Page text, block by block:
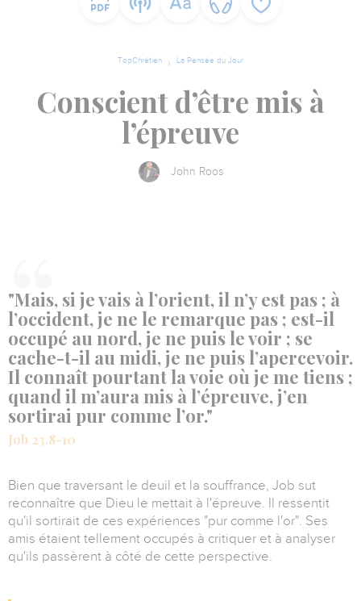
TopChrétien La Pensée du Jour
Conscient d’être mis à
l’épreuve
John Roos
"Mais, si je vais à l’orient, il n’y est pas ; à
l’occident, je ne le remarque pas ; est-il
occupé au nord, je ne puis le voir ; se
cache-t-il au midi, je ne puis l’apercevoir.
Il connaît pourtant la voie où je me tiens ;
quand il m’aura mis à l’épreuve, j’en
sortirai pur comme l’or."
Job 23.8-10
Bien que traversant le deuil et la souffrance, Job sut
reconnaître que Dieu le mettait à l'épreuve. Il ressentit
qu'il sortirait de ces expériences "pur comme l'or". Ses
amis étaient tellement occupés à critiquer et à analyser
qu'ils passèrent à côté de cette perspective.